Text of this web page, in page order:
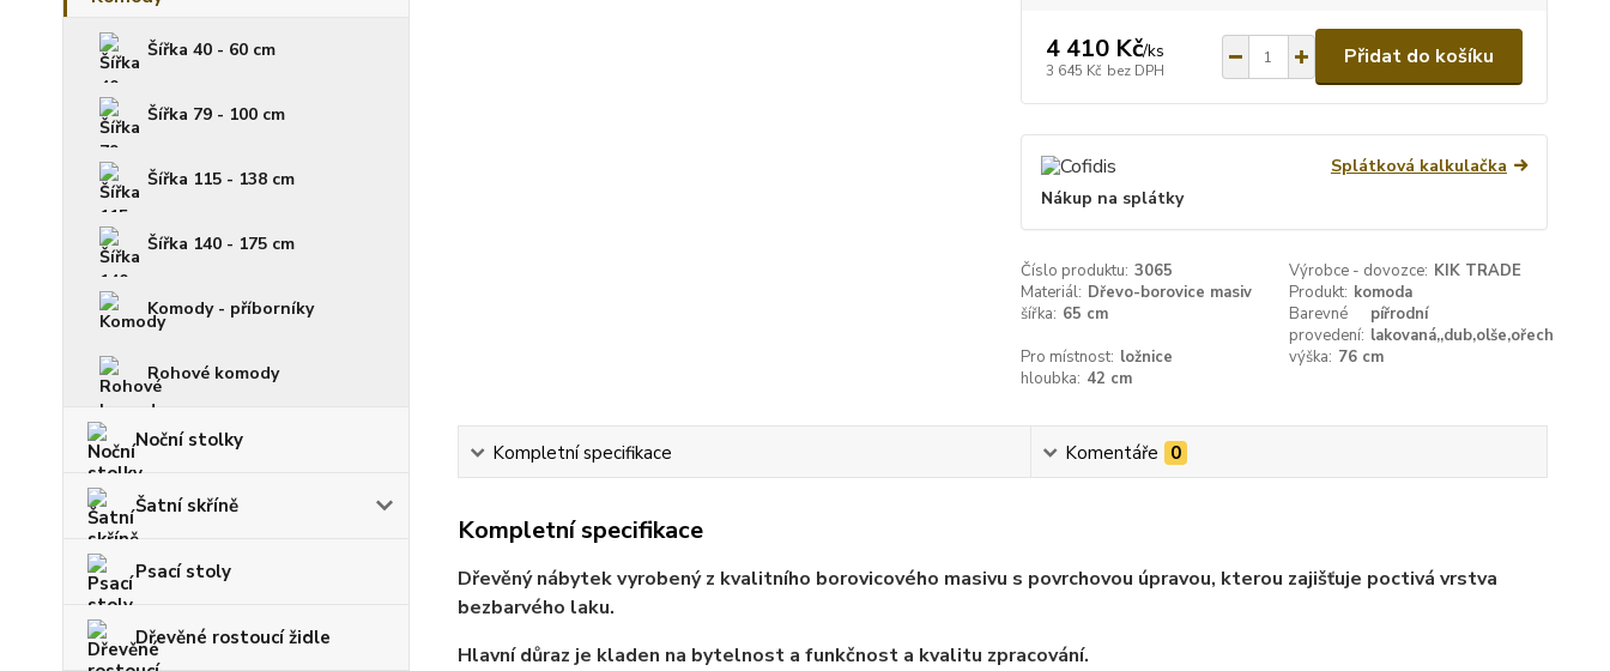
Šířka 40 - 60 cm
Šířka 79 - 100 cm
Šířka 115 - 138 cm
Šířka 140 - 175 cm
Komody - příborníky
Rohové komody
Noční stolky
Šatní skříně
Psací stoly
Dřevěné rostoucí židle
4 410 Kč/ks
3 645 Kč bez DPH
Přidat do košíku
Splátková kalkulačka
Nákup na splátky
Číslo produktu: 3065 Výrobce - dovozce: KIK TRADE
Materiál: Dřevo-borovice masiv Produkt: komoda
šířka: 65 cm
Barevné
provedení:
pířrodní
lakovaná,,dub,olše,ořech
Pro místnost: ložnice výška: 76 cm
hloubka: 42 cm
Kompletní specifikace Komentáře 0
Kompletní specifikace
Dřevěný nábytek vyrobený z kvalitního borovicového masivu s povrchovou úpravou, kterou zajišťuje poctivá vrstva
bezbarvého laku.
Hlavní důraz je kladen na bytelnost a funkčnost a kvalitu zpracování.